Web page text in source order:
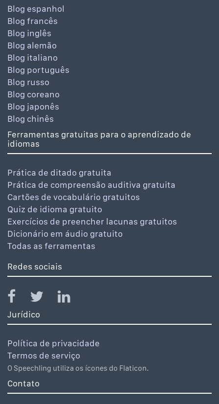
Blog espanhol
Blog francês
Blog inglês
Blog alemão
Blog italiano
Blog português
Blog russo
Blog coreano
Blog japonês
Blog chinês
Ferramentas gratuitas para o aprendizado de
idiomas
Prática de ditado gratuita
Prática de compreensão auditiva gratuita
Cartões de vocabulário gratuitos
Quiz de idioma gratuito
Exercícios de preencher lacunas gratuitos
Dicionário em áudio gratuito
Todas as ferramentas
Redes sociais
Jurídico
Política de privacidade
Termos de serviço
O Speechling utiliza os ícones do Flaticon.
Contato